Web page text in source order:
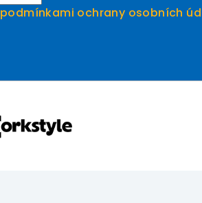
podmínkami ochrany osobních